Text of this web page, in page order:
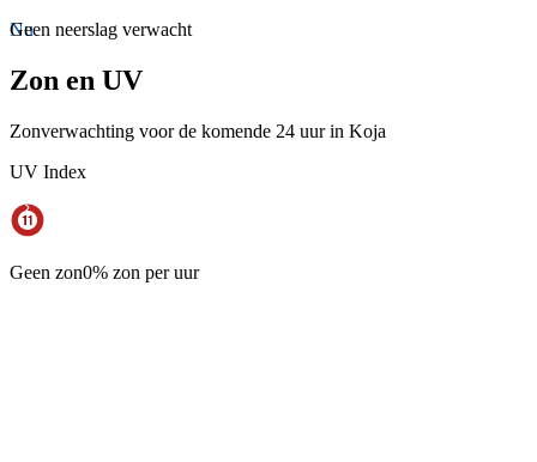
Nu
Geen neerslag verwacht
Zon en UV
Zonverwachting voor de komende 24 uur in Koja
UV Index
Geen zon0% zon per uur